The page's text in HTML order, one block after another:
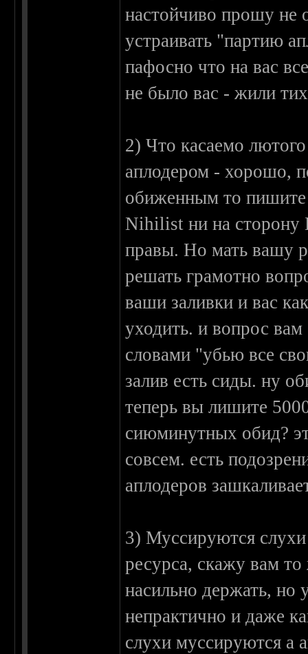
настойчиво прошу не
устраивать "партию
пафосно что на вас
не было вас - жили
2) Что касаемо
аплодером - хорошо,
обиженным то
Nihilist ни на сторону
правы. Но мать вашу
решать грамотно
ваши заливки и вас
уходить. и вопрос
словами "убью все
залив есть сиды. ну
теперь вы лишите
сиюминутных обид?
совсем. есть
аплодеров
3) Муссируются слухи
ресурса, скажу вам
насильно держать, но
непрактично и даже
слухи муссируются а